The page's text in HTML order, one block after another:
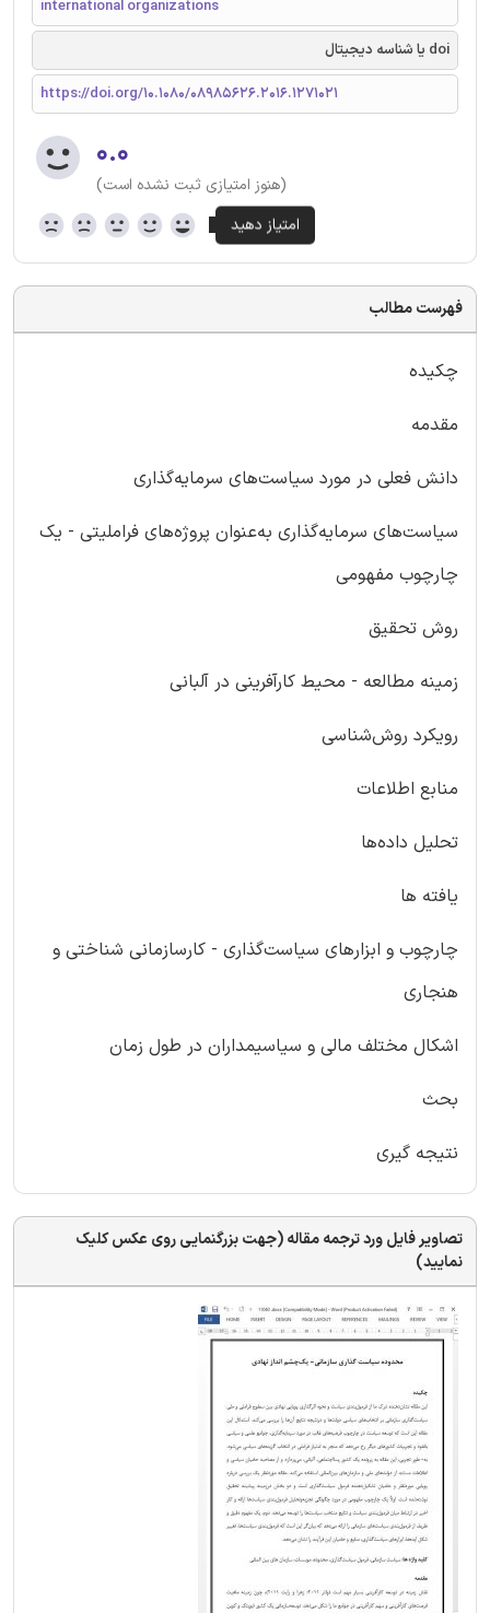
international organizations
doi یا شناسه دیجیتال
https://doi.org/10.1080/08985626.2016.1271021
۰.۰
(هنوز امتیازی ثبت نشده است)
فهرست مطالب
چکیده
مقدمه
دانش فعلی در مورد سیاست‌های سرمایه‌گذاری
سیاست‌های سرمایه‌گذاری به‌عنوان پروژه‌های فراملیتی - یک
چارچوب مفهومی
روش تحقیق
زمینه مطالعه - محیط کارآفرینی در آلبانی
رویکرد روش‌شناسی
منابع اطلاعات
تحلیل داده‌ها
یافته ها
چارچوب و ابزارهای سیاست‌گذاری - کارسازمانی شناختی و
هنجاری
اشکال مختلف مالی و سیاسیمداران در طول زمان
بحث
نتیجه گیری
تصاویر فایل ورد ترجمه مقاله (جهت بزرگنمایی روی عکس کلیک
نمایید)